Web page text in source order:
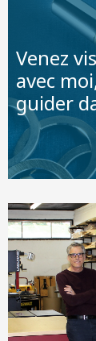
Venez
avec
guider